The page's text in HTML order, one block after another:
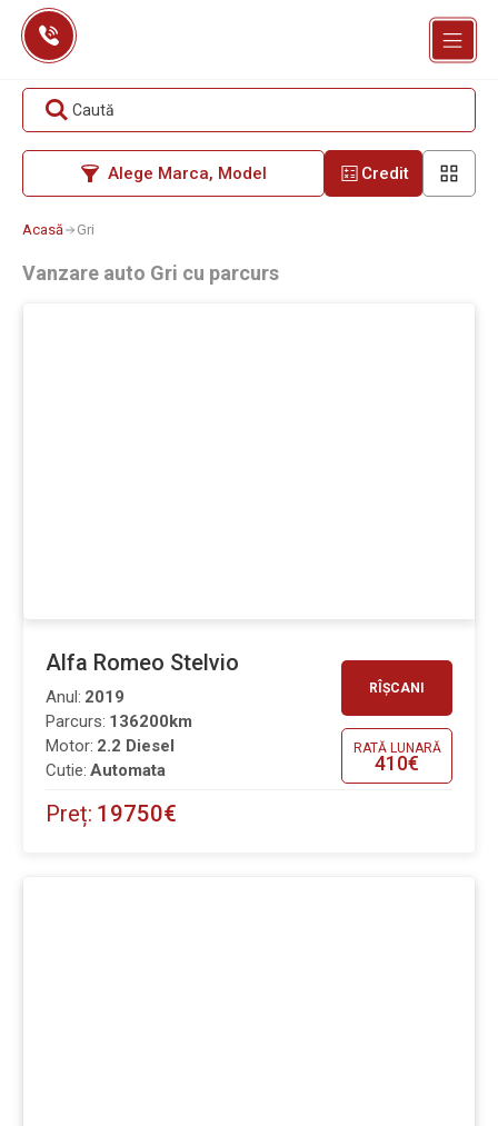
Skip
content
Caută
Alege Marca, Model Credit
Acasă Gri
Vanzare auto Gri cu parcurs
RÎȘCANI
RATĂ LUNARĂ
410€
Alfa Romeo Stelvio
Parcurs: 136200km
Anul: 2019
Motor: 2.2 Diesel
Cutie: Automata
Preț: 19750€